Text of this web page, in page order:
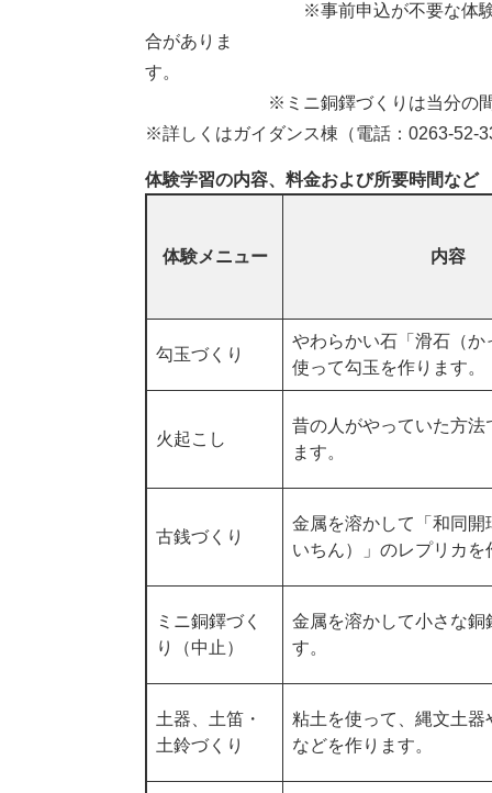
※事前申込が不要な体験でも団体
合がありま
※ミニ銅鐸づくりは当分の間中止
※詳しくはガイダンス棟（電話：0263-52-
体験学習の内容、料金および所要時間など
体験メニュー 内容
勾玉づくり
やわらかい石「滑石（か
使って勾玉を作ります。
火起こし
昔の人がやっていた方法
ます。
古銭づくり
金属を溶かして「和同開
いちん）」のレプリカを
ミニ銅鐸づく
り（中止）
金属を溶かして小さな銅
す。
土器、土笛・
土鈴づくり
粘土を使って、縄文土器
などを作ります。